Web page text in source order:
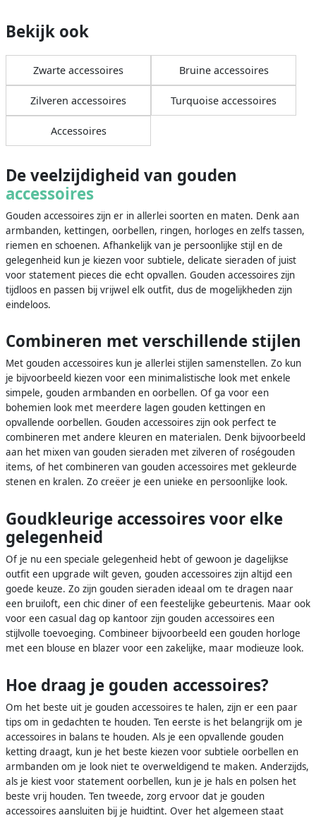
Bekijk ook
Zwarte accessoires Bruine accessoires
Zilveren accessoires Turquoise accessoires
Accessoires
De veelzijdigheid van gouden
accessoires
Gouden accessoires zijn er in allerlei soorten en maten. Denk aan
armbanden, kettingen, oorbellen, ringen, horloges en zelfs tassen,
riemen en schoenen. Afhankelijk van je persoonlijke stijl en de
gelegenheid kun je kiezen voor subtiele, delicate sieraden of juist
voor statement pieces die echt opvallen. Gouden accessoires zijn
tijdloos en passen bij vrijwel elk outfit, dus de mogelijkheden zijn
eindeloos.
Combineren met verschillende stijlen
Met gouden accessoires kun je allerlei stijlen samenstellen. Zo kun
je bijvoorbeeld kiezen voor een minimalistische look met enkele
simpele, gouden armbanden en oorbellen. Of ga voor een
bohemien look met meerdere lagen gouden kettingen en
opvallende oorbellen. Gouden accessoires zijn ook perfect te
combineren met andere kleuren en materialen. Denk bijvoorbeeld
aan het mixen van gouden sieraden met zilveren of roségouden
items, of het combineren van gouden accessoires met gekleurde
stenen en kralen. Zo creëer je een unieke en persoonlijke look.
Goudkleurige accessoires voor elke
gelegenheid
Of je nu een speciale gelegenheid hebt of gewoon je dagelijkse
outfit een upgrade wilt geven, gouden accessoires zijn altijd een
goede keuze. Zo zijn gouden sieraden ideaal om te dragen naar
een bruiloft, een chic diner of een feestelijke gebeurtenis. Maar ook
voor een casual dag op kantoor zijn gouden accessoires een
stijlvolle toevoeging. Combineer bijvoorbeeld een gouden horloge
met een blouse en blazer voor een zakelijke, maar modieuze look.
Hoe draag je gouden accessoires?
Om het beste uit je gouden accessoires te halen, zijn er een paar
tips om in gedachten te houden. Ten eerste is het belangrijk om je
accessoires in balans te houden. Als je een opvallende gouden
ketting draagt, kun je het beste kiezen voor subtiele oorbellen en
armbanden om je look niet te overweldigend te maken. Anderzijds,
als je kiest voor statement oorbellen, kun je je hals en polsen het
beste vrij houden. Ten tweede, zorg ervoor dat je gouden
accessoires aansluiten bij je huidtint. Over het algemeen staat